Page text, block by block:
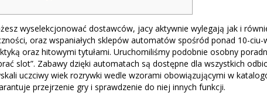
wyselekcjonować dostawców, jacy aktywnie wylegają jak i
oraz wspaniałych sklepów automatów spośród ponad 10-ciu-
oraz hitowymi tytułami. Uruchomiliśmy podobnie osobny
slot”. Zabawy dzięki automatach są dostępne dla wszystkich
uczciwy wiek rozrywki wedle wzorami obowiązującymi w
przejrzenie gry i sprawdzenie do niej innych funkcji.